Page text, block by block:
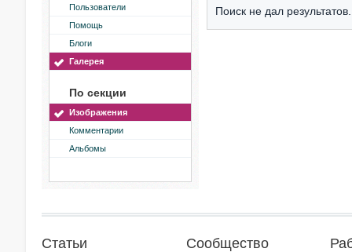
Пользователи
Помощь
Блоги
Галерея
По секции
Изображения
Комментарии
Альбомы
Поиск не дал результатов.
Статьи Сообщество